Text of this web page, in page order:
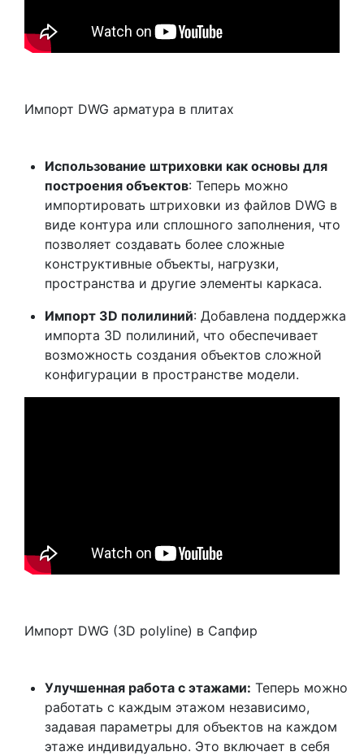
Импорт DWG арматура в плитах
Использование штриховки как основы для
построения объектов: Теперь можно
импортировать штриховки из файлов DWG в
виде контура или сплошного заполнения, что
позволяет создавать более сложные
конструктивные объекты, нагрузки,
пространства и другие элементы каркаса.
Импорт 3D полилиний: Добавлена поддержка
импорта 3D полилиний, что обеспечивает
возможность создания объектов сложной
конфигурации в пространстве модели.
Импорт DWG (3D polyline) в Сапфир
Улучшенная работа с этажами: Теперь можно
работать с каждым этажом независимо,
задавая параметры для объектов на каждом
этаже индивидуально. Это включает в себя